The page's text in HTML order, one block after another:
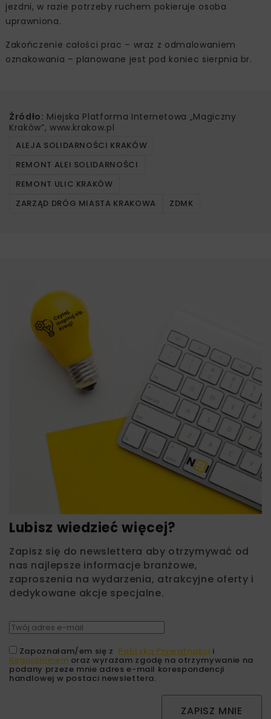
jezdni, w razie potrzeby ruchem pokieruje osoba
uprawniona.
Zakończenie całości prac – wraz z odmalowaniem
oznakowania – planowane jest pod koniec sierpnia br.
Źródło: Miejska Platforma Internetowa „Magiczny
Kraków”, www.krakow.pl
ALEJA SOLIDARNOŚCI KRAKÓW
REMONT ALEI SOLIDARNOŚCI
REMONT ULIC KRAKÓW
ZARZĄD DRÓG MIASTA KRAKOWA
ZDMK
Lubisz wiedzieć więcej?
Zapisz się do newslettera aby otrzymywać od
nas najlepsze informacje branżowe,
zaproszenia na wydarzenia, atrakcyjne oferty i
dedykowane akcje specjalne.
Zapoznałam/em się z Polityką Prywatności i
Regulaminem oraz wyrażam zgodę na otrzymywanie na
podany przeze mnie adres e-mail korespondencji
handlowej w postaci newslettera.
ZAPISZ MNIE